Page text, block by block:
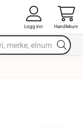
Logg inn Handlekurv